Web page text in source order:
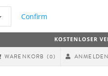
Confirm
KOSTENLOSER
WARENKORB (0)